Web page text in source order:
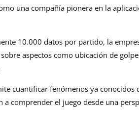
una compañía pionera en la
10.000 datos por partido, la
aspectos como ubicación de
cuantificar fenómenos ya
comprender el juego desde una